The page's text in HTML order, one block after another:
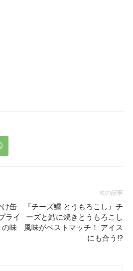
け缶
ライ
の味
次の記事
『チーズ鱈 とうもろこし』チ
ーズと鱈に焼きとうもろこし
風味がベストマッチ！ アイス
にも合う!?